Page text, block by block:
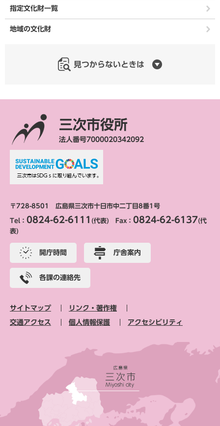
指定文化財一覧
地域の文化財
見つからないときは
三次市役所
法人番号7000020342092
〒728-8501 広島県三次市十日市中二丁目8番1号
Tel： 0824-62-6111 (代表) Fax： 0824-62-6137(代
表)
開庁時間 庁舎案内
各課の連絡先
サイトマップ リンク・著作権
交通アクセス 個人情報保護 アクセシビリティ